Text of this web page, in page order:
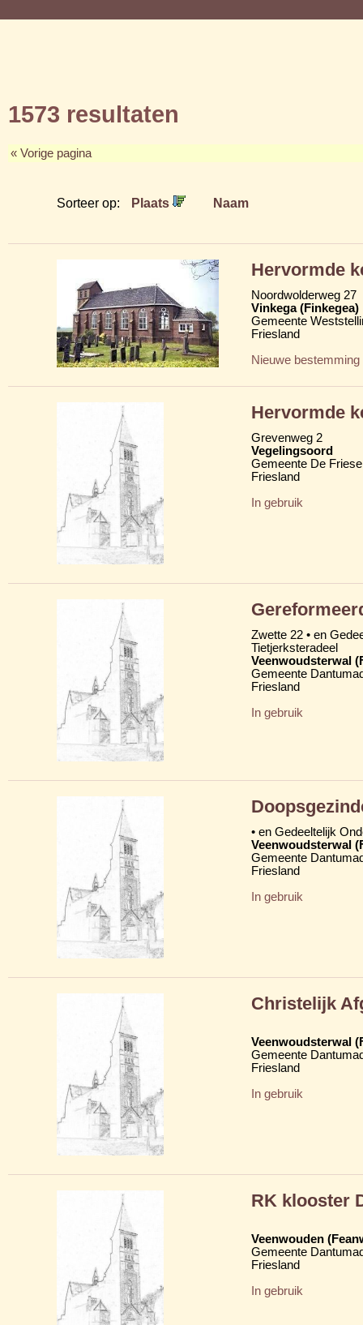
1573 resultaten
« Vorige pagina
Sorteer op: Plaats Naam
Hervormde
Noordwolderweg 27
Vinkega (Finkegea)
Gemeente
Friesland
Nieuwe bestemming
Hervormde
Grevenweg 2
Vegelingsoord
Gemeente De
Friesland
In gebruik
Zwette 22 • en
Tietjerksteradeel
Veenwoudsterwal
Gemeente
Friesland
In gebruik
• en Gedeeltelijk
Veenwoudsterwal
Gemeente
Friesland
In gebruik
Christelijk
Veenwoudsterwal
Gemeente
Friesland
In gebruik
RK klooster
Veenwouden
Gemeente
Friesland
In gebruik